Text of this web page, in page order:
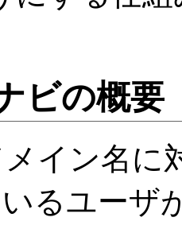
ビの概要
イン名に
るユーザ